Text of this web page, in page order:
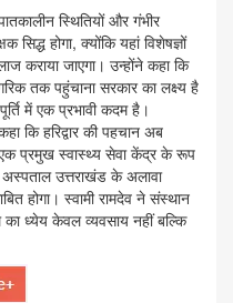
स्थितियों और गंभीर
सिद्ध होगा, क्योंकि यहां विशेषज्ञों
कराया जाएगा। उन्होंने कहा कि
तक पहुंचाना सरकार का लक्ष्य है
में एक प्रभावी कदम है।
कि हरिद्वार की पहचान अब
प्रमुख स्वास्थ्य सेवा केंद्र के रूप
उत्तराखंड के अलावा
होगा। स्वामी रामदेव ने संस्थान
का ध्येय केवल व्यवसाय नहीं बल्कि